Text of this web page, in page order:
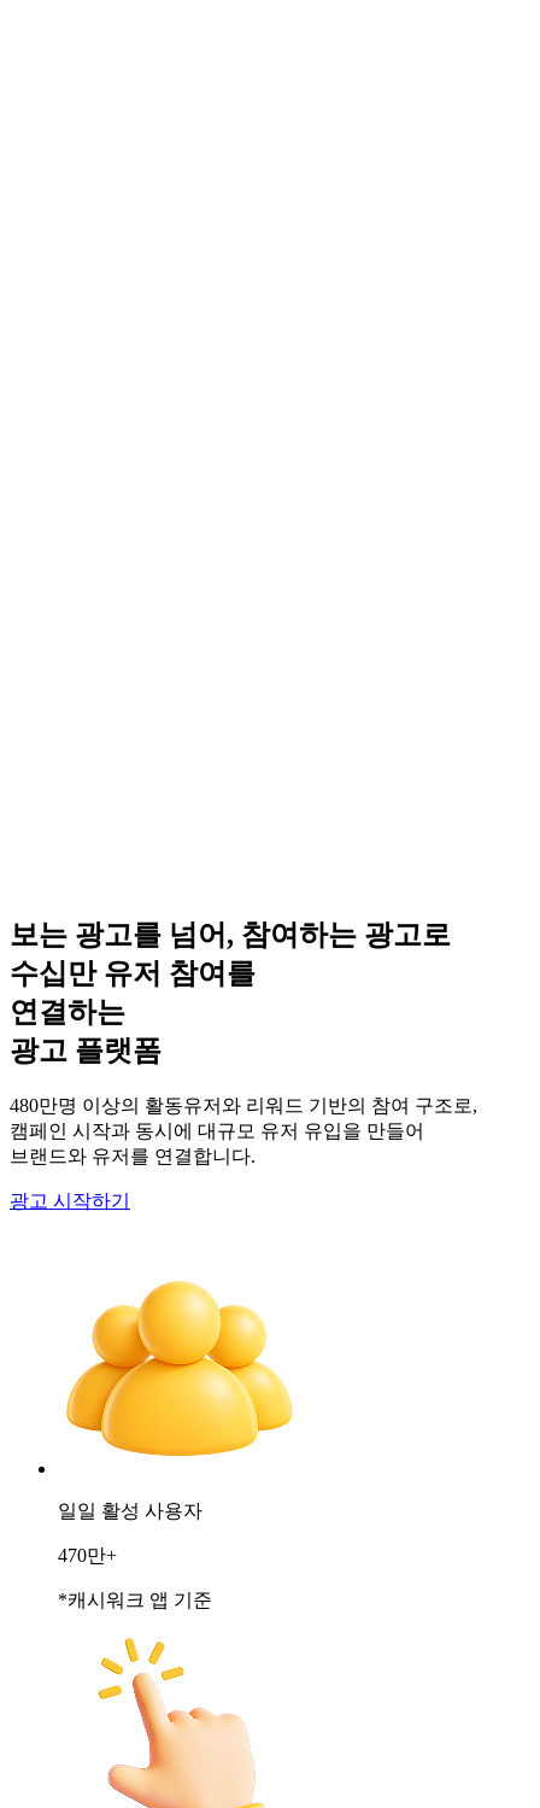
보는 광고를 넘어, 참여하는 광고로
수십만 유저 참여 를
연결하는
광고 플랫폼
480만명 이상의 활동유저와 리워드 기반의 참여 구조로,
캠페인 시작과 동시에 대규모 유저 유입을 만들어
브랜드와 유저를 연결합니다.
광고 시작하기
일일 활성 사용자
470만+
*캐시워크 앱 기준